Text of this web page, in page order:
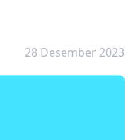
28 Desember 2023